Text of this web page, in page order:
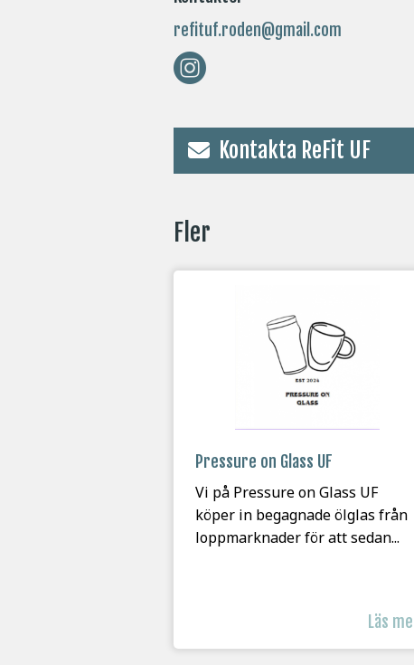
refituf.roden@gmail.com
Kontakta ReFit UF
Fler
Pressure on Glass UF
Vi på Pressure on Glass UF
köper in begagnade ölglas från
loppmarknader för att sedan...
Läs